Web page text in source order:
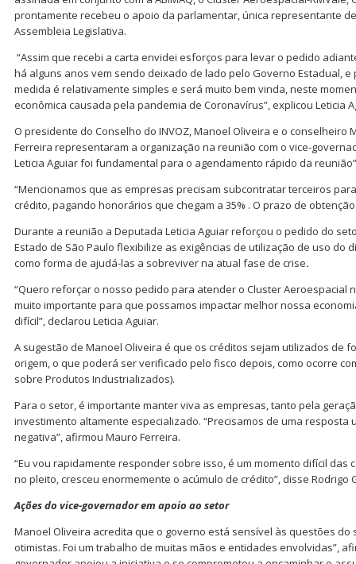
prontamente recebeu o apoio da parlamentar, única representante
Assembleia Legislativa.
“Assim que recebi a carta envidei esforços para levar o pedido
há alguns anos vem sendo deixado de lado pelo Governo Estadual,
medida é relativamente simples e será muito bem vinda, neste
econômica causada pela pandemia de Coronavírus”, explicou Leticia
O presidente do Conselho do INVOZ, Manoel Oliveira e o conselheiro
Ferreira representaram a organização na reunião com o vice-
Leticia Aguiar foi fundamental para o agendamento rápido da
“Mencionamos que as empresas precisam subcontratar terceiros
crédito, pagando honorários que chegam a 35% . O prazo de
Durante a reunião a Deputada Leticia Aguiar reforçou o pedido do
Estado de São Paulo flexibilize as exigências de utilização de uso do
como forma de ajudá-las a sobreviver na atual fase de crise.
“Quero reforçar o nosso pedido para atender o Cluster Aeroespacial
muito importante para que possamos impactar melhor nossa
difícil”, declarou Leticia Aguiar.
A sugestão de Manoel Oliveira é que os créditos sejam utilizados de
origem, o que poderá ser verificado pelo fisco depois, como ocorre
sobre Produtos Industrializados).
Para o setor, é importante manter viva as empresas, tanto pela
investimento altamente especializado. “Precisamos de uma resposta
negativa”, afirmou Mauro Ferreira.
“Eu vou rapidamente responder sobre isso, é um momento difícil das
no pleito, cresceu enormemente o acúmulo de crédito”, disse Rodrigo
Ações do vice-governador em apoio ao setor
Manoel Oliveira acredita que o governo está sensível às questões do
otimistas. Foi um trabalho de muitas mãos e entidades envolvidas”,